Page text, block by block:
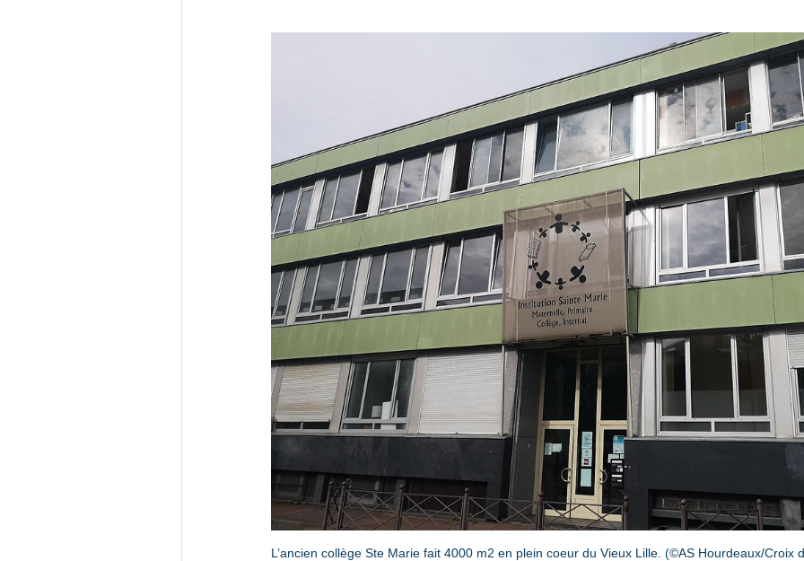
L’ancien collège Ste Marie fait 4000 m2 en plein coeur du Vieux Lille. (©AS Hourdeaux/Croix